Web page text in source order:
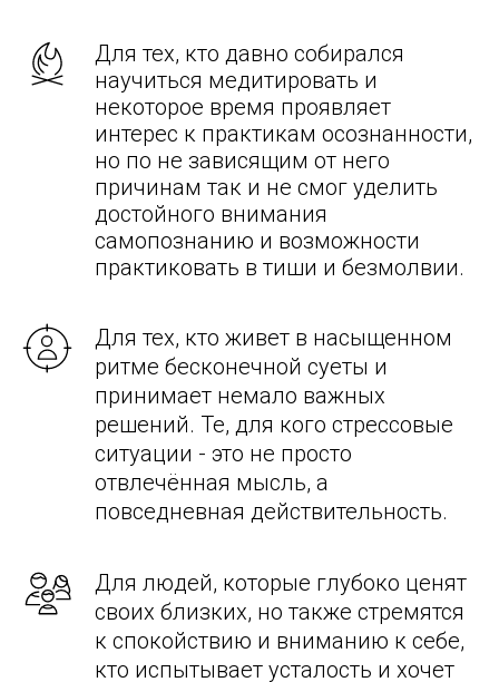
Для тех, кто давно собирался
научиться медитировать и
некоторое время проявляет
интерес к практикам осознанности,
но по не зависящим от него
причинам так и не смог уделить
достойного внимания
самопознанию и возможности
практиковать в тиши и безмолвии.
Для тех, кто живет в насыщенном
ритме бесконечной суеты и
принимает немало важных
решений. Те, для кого стрессовые
ситуации - это не просто
отвлечённая мысль, а
повседневная действительность.
Для людей, которые глубоко ценят
своих близких, но также стремятся
к спокойствию и вниманию к себе,
кто испытывает усталость и хочет